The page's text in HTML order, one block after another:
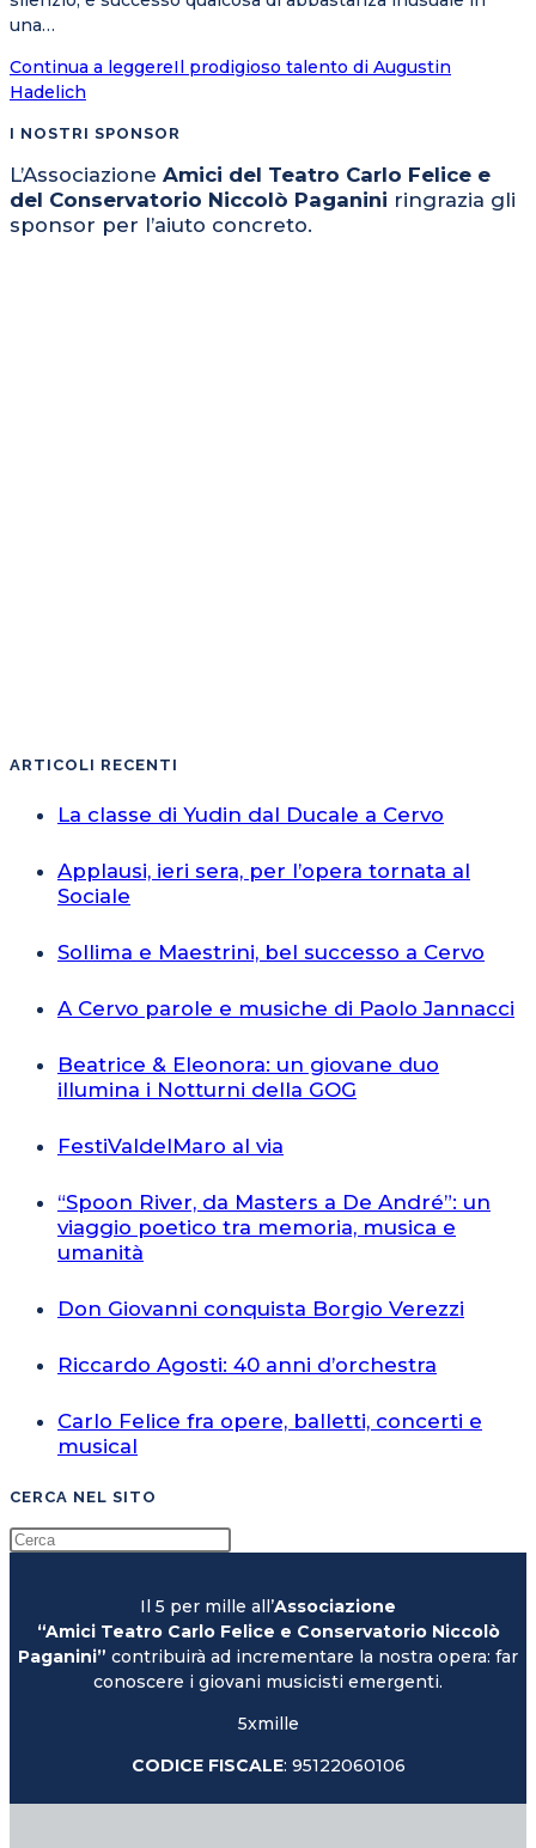
una…
Continua a leggereIl prodigioso talento di Augustin
Hadelich
I NOSTRI SPONSOR
L’Associazione Amici del Teatro Carlo Felice e
del Conservatorio Niccolò Paganini ringrazia gli
sponsor per l’aiuto concreto.
ARTICOLI RECENTI
La classe di Yudin dal Ducale a Cervo
Applausi, ieri sera, per l’opera tornata al
Sociale
Sollima e Maestrini, bel successo a Cervo
A Cervo parole e musiche di Paolo Jannacci
Beatrice & Eleonora: un giovane duo
illumina i Notturni della GOG
FestiValdelMaro al via
“Spoon River, da Masters a De André”: un
viaggio poetico tra memoria, musica e
umanità
Don Giovanni conquista Borgio Verezzi
Riccardo Agosti: 40 anni d’orchestra
Carlo Felice fra opere, balletti, concerti e
musical
CERCA NEL SITO
Il 5 per mille all’Associazione
“Amici Teatro Carlo Felice e Conservatorio Niccolò
Paganini” contribuirà ad incrementare la nostra opera: far
conoscere i giovani musicisti emergenti.
5xmille
CODICE FISCALE: 95122060106